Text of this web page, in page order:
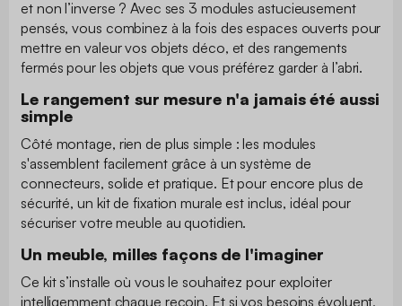
et non l’inverse ? Avec ses 3 modules astucieusement
pensés, vous combinez à la fois des espaces ouverts pour
mettre en valeur vos objets déco, et des rangements
fermés pour les objets que vous préférez garder à l’abri.
Le rangement sur mesure n'a jamais été aussi
simple
Côté montage, rien de plus simple : les modules
s'assemblent facilement grâce à un système de
connecteurs, solide et pratique. Et pour encore plus de
sécurité, un kit de fixation murale est inclus, idéal pour
sécuriser votre meuble au quotidien.
Un meuble, milles façons de l'imaginer
Ce kit s’installe où vous le souhaitez pour exploiter
intelligemment chaque recoin. Et si vos besoins évoluent,